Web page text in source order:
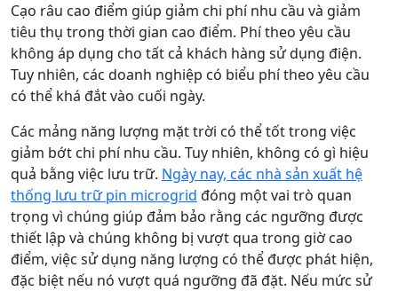
Cạo râu cao điểm giúp giảm chi phí nhu cầu và giảm
tiêu thụ trong thời gian cao điểm. Phí theo yêu cầu
không áp dụng cho tất cả khách hàng sử dụng điện.
Tuy nhiên, các doanh nghiệp có biểu phí theo yêu cầu
có thể khá đắt vào cuối ngày.
Các mảng năng lượng mặt trời có thể tốt trong việc
giảm bớt chi phí nhu cầu. Tuy nhiên, không có gì hiệu
quả bằng việc lưu trữ. Ngày nay, các nhà sản xuất hệ
thống lưu trữ pin microgrid đóng một vai trò quan
trọng vì chúng giúp đảm bảo rằng các ngưỡng được
thiết lập và chúng không bị vượt qua trong giờ cao
điểm, việc sử dụng năng lượng có thể được phát hiện,
đặc biệt nếu nó vượt quá ngưỡng đã đặt. Nếu mức sử